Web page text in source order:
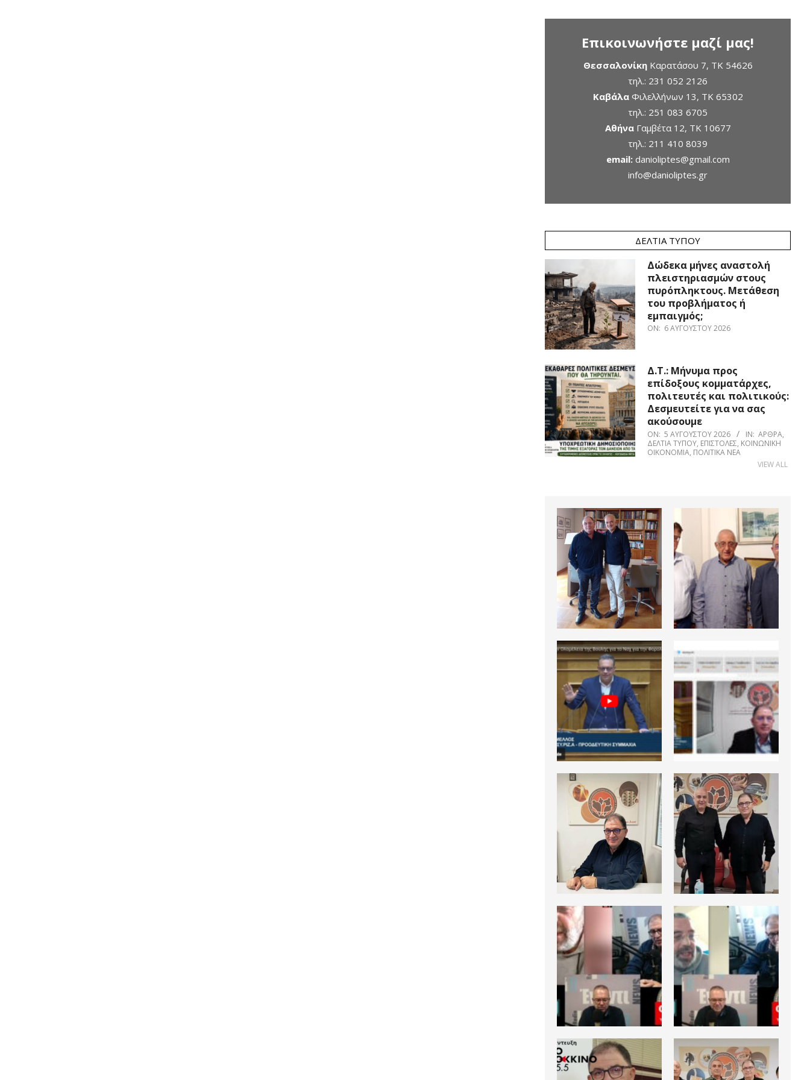
Επικοινωνήστε μαζί μας!
ΘεσσαλονίκηΚαρατάσου 7, TK 54626
τηλ.: 231 052 2126
ΚαβάλαΦιλελλήνων 13, ΤΚ 65302
τηλ.: 251 083 6705
ΑθήναΓαμβέτα 12, ΤΚ 10677
τηλ.: 211 410 8039
email: danioliptes@gmail.com
info@danioliptes.gr
ΔΕΛΤΊΑ ΤΎΠΟΥ
Δώδεκα μήνες αναστολή
πλειστηριασμών στους
πυρόπληκτους. Μετάθεση
του προβλήματος ή
εμπαιγμός;
ON: 6 ΑΥΓΟΎΣΤΟΥ 2026
Δ.Τ.: Μήνυμα προς
επίδοξους κομματάρχες,
πολιτευτές και πολιτικούς:
Δεσμευτείτε για να σας
ακούσουμε
ON: 5 ΑΥΓΟΎΣΤΟΥ 2026 IN: ΆΡΘΡΑ,
ΔΕΛΤΊΑ ΤΎΠΟΥ, ΕΠΙΣΤΟΛΈΣ, ΚΟΙΝΩΝΙΚΉ
ΟΙΚΟΝΟΜΊΑ, ΠΟΛΙΤΙΚΆ ΝΈΑ
VIEW ALL